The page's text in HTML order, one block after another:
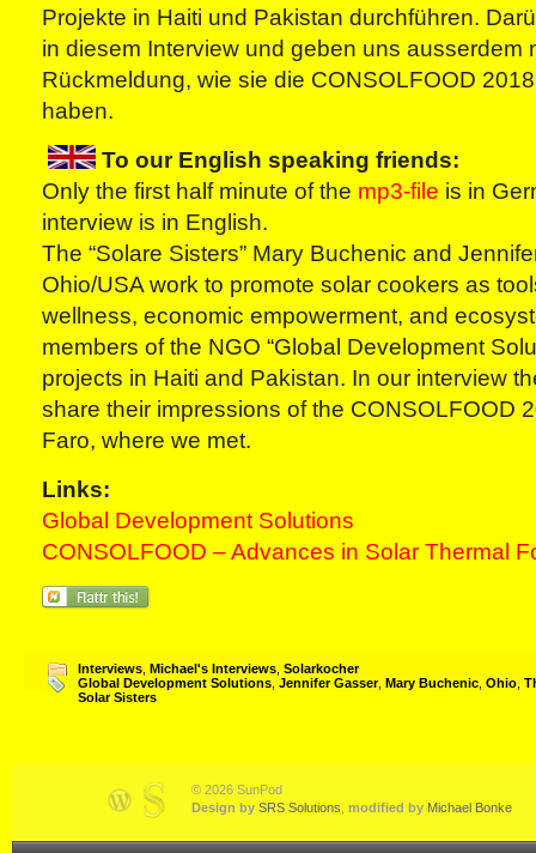
Projekte in Haiti und Pakistan durchführen.
in diesem Interview und geben uns ausserdem
Rückmeldung, wie sie die CONSOLFOOD
haben.
To our English speaking friends:
Only the first half minute of the mp3-file is in
interview is in English.
The “Solare Sisters” Mary Buchenic and
Ohio/USA work to promote solar cookers as
wellness, economic empowerment, and
members of the NGO “Global Development
projects in Haiti and Pakistan. In our interview
share their impressions of the CONSOLFOOD
Faro, where we met.
Links:
Global Development Solutions
CONSOLFOOD – Advances in Solar Thermal
Interviews Michael's Interviews Solarkocher
Global Development Solutions Jennifer Gasser, Mary Buchenic Ohio
Solar Sisters
© 2026 SunPod
Design by SRS Solutions modified by Michael Bonke